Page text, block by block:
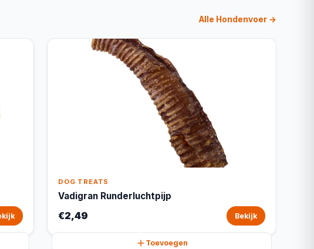
Alle Hondenvoer →
DOG TREATS
Vadigran Runderluchtpijp
€2,49 Bekijk
Toevoegen